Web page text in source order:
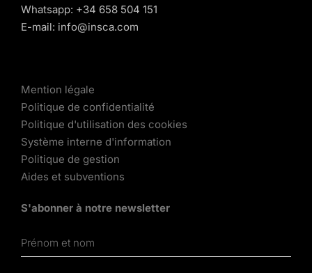
Whatsapp: +34 658 504 151
E-mail: info@insca.com
Mention légale
Politique de confidentialité
Politique d'utilisation des cookies
Système interne d'information
Politique de gestion
Aides et subventions
S'abonner à notre newsletter